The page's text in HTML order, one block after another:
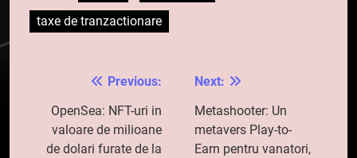
taxe de tranzactionare
Navigare
în
articole
Previous:
OpenSea: NFT-uri in
valoare de milioane
de dolari furate de la
Next:
Metashooter: Un
metavers Play-to-
Earn pentru vanatori,